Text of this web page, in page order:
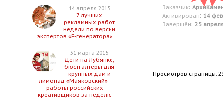
14 апреля 2015
7 лучших
рекламных работ
недели по версии
экспертов «Е-генератора»
31 марта 2015
Дети на Лубянке,
бюстгалтеры для
крупных дам и
лимонад «Маяковский» -
работы российских
креативщиков за неделю
Заказчик:
Активирован: 14
Завершён: 25
Просмотров страницы: